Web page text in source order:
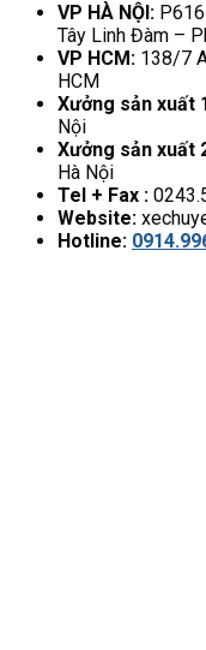
VP HÀ NỘI:
Tây Linh Đàm –
VP HCM: 138/7
HCM
Xưởng sản xuất 1
Nội
Xưởng sản xuất
Hà Nội
Tel + Fax :
Website:
Hotline: